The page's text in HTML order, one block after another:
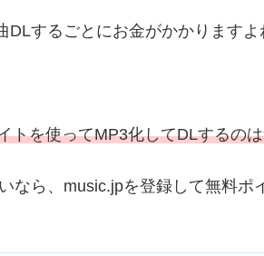
するごとにお金がかかりますよ
トを使ってMP3化してDLするの
なら、music.jpを登録して無料ポ